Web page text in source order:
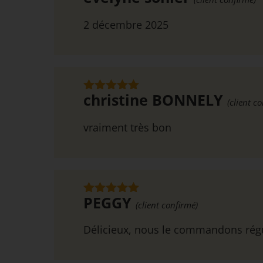
2 décembre 2025
Note5sur
christine BONNELY (client
vraiment très bon
Note5sur
PEGGY (client confirmé)
Délicieux, nous le commandons